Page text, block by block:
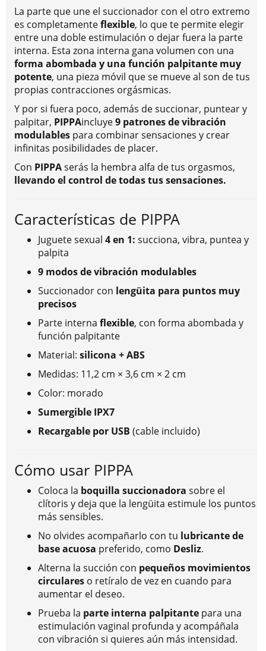
La parte que une el succionador con el otro extremo
es completamenteflexible, lo que te permite elegir
entre una doble estimulación o dejar fuera la parte
interna. Esta zona interna gana volumen con una
forma abombada y una función palpitante muy
potente, una pieza móvil que se mueve al son de tus
propias contracciones orgásmicas.
Y por si fuera poco, además de succionar, puntear y
palpitar, PIPPAincluye9 patrones de vibración
modulables para combinar sensaciones y crear
infinitas posibilidades de placer.
Con PIPPAserás la hembra alfa de tus orgasmos,
llevando el control de todas tus sensaciones.
Características de PIPPA
Juguete sexual 4 en 1: succiona, vibra, puntea y
palpita
9 modos de vibración modulables
Succionador con lengüita para puntos muy
precisos
Parte interna flexible, con forma abombada y
función palpitante
Material: silicona + ABS
Medidas: 11,2 cm × 3,6 cm × 2 cm
Color: morado
Sumergible IPX7
Recargable por USB (cable incluido)
Cómo usar PIPPA
Coloca la boquilla succionadora sobre el
clítoris y deja que la lengüita estimule los puntos
más sensibles.
No olvides acompañarlo con tu lubricante de
base acuosa preferido, como Desliz.
Alterna la succión con pequeños movimientos
circulares o retíralo de vez en cuando para
aumentar el deseo.
Prueba la parte interna palpitante para una
estimulación vaginal profunda y acompáñala
con vibración si quieres aún más intensidad.